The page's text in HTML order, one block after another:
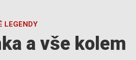
LEGENDY
a vše kolem